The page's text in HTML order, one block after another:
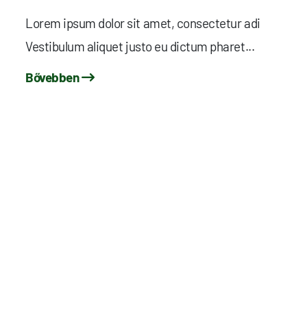
Lorem ipsum dolor sit amet, consectetur adi
Vestibulum aliquet justo eu dictum pharet...
Bővebben